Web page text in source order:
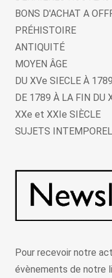
BONS D'ACHAT A
PRÉHISTOIRE
ANTIQUITÉ
MOYEN ÂGE
DU XVe SIECLE À 1789
DE 1789 À LA FIN DU
XXe et XXIe SIÈCLE
SUJETS
Pour recevoir notre
évènements de notre